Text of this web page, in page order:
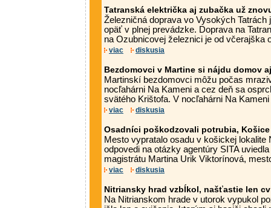
Tatranská električka aj zubačka už
Železničná doprava vo Vysokých Tatrách
opäť v plnej prevádzke. Doprava na
na Ozubnicovej železnici je od včerajška
viac diskusia
Bezdomovci v Martine si nájdu domov
Martinskí bezdomovci môžu počas
nocľahárni Na Kameni a cez deň sa
svätého Krištofa. V nocľahárni Na
viac diskusia
Osadníci poškodzovali potrubia,
Mesto vypratalo osadu v košickej lokalite
odpovedi na otázky agentúry SITA
magistrátu Martina Urik Viktorínová,
viac diskusia
Nitriansky hrad vzbĺkol, našťastie len
Na Nitrianskom hrade v utorok vypukol